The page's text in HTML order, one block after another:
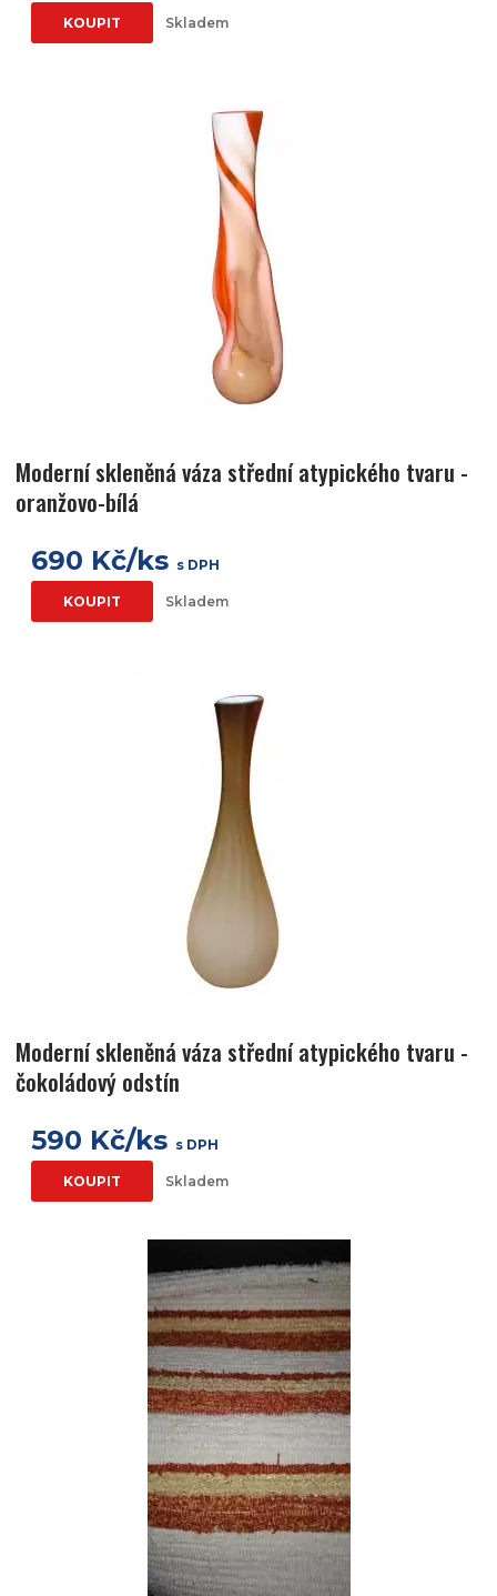
KOUPIT Skladem
Moderní skleněná váza střední atypického tvaru -
oranžovo-bílá
690 Kč/ks s DPH
KOUPIT Skladem
Moderní skleněná váza střední atypického tvaru -
čokoládový odstín
590 Kč/ks s DPH
KOUPIT Skladem